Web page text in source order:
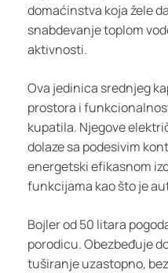
domaćinstva koja žele
snabdevanje toplom
aktivnosti.
Ova jedinica srednjeg
prostora i
kupatila. Njegove
dolaze sa podesivim
energetski efikasnom
funkcijama kao što je
Bojler od 50 litara
porodicu. Obezbeđuje
tuširanje uzastopno,